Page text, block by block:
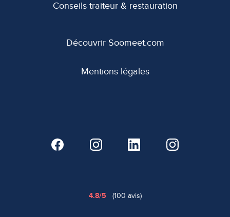
Conseils traiteur & restauration
Découvrir Soomeet.com
Mentions légales
4.8/5 (100 avis)